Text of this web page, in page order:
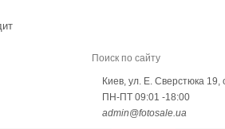
Киев, ул. Е. Сверстюка
ПН-ПТ 09:01 -18:00
admin@fotosale.ua